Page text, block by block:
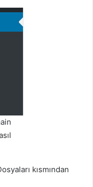
kısmından